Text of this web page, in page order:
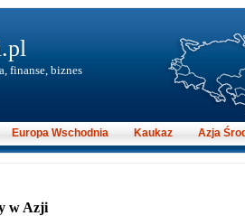
w Azji
finanse, biznes
Europa Wschodnia Kaukaz Azja